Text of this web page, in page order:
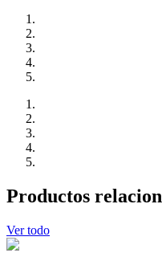
Productos
Ver todo